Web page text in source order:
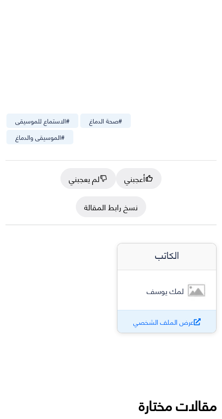
#الاستماع للموسيقى #صحة الدماغ
#الموسيقى والدماغ
أعجبني
لم يعجبني
نسخ رابط المقالة
الكاتب
لمك يوسف
عرض الملف الشخصي
مقالات مختارة